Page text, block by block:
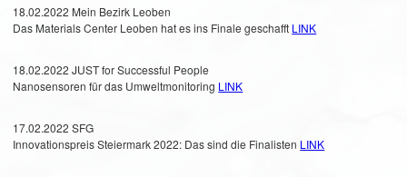
18.02.2022 Mein Bezirk Leoben
Das Materials Center Leoben hat es ins Finale geschafft LINK
18.02.2022 JUST for Successful People
Nanosensoren für das Umweltmonitoring LINK
17.02.2022 SFG
Innovationspreis Steiermark 2022: Das sind die Finalisten LINK